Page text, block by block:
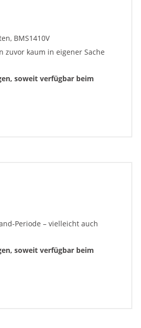
BMS1410V
kaum in eigener Sache
soweit verfügbar beim
Periode – vielleicht auch
soweit verfügbar beim